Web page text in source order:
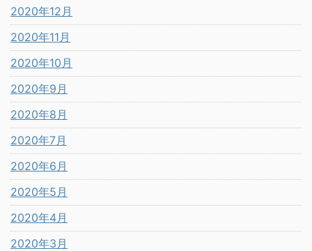
2020年12月
2020年11月
2020年10月
2020年9月
2020年8月
2020年7月
2020年6月
2020年5月
2020年4月
2020年3月